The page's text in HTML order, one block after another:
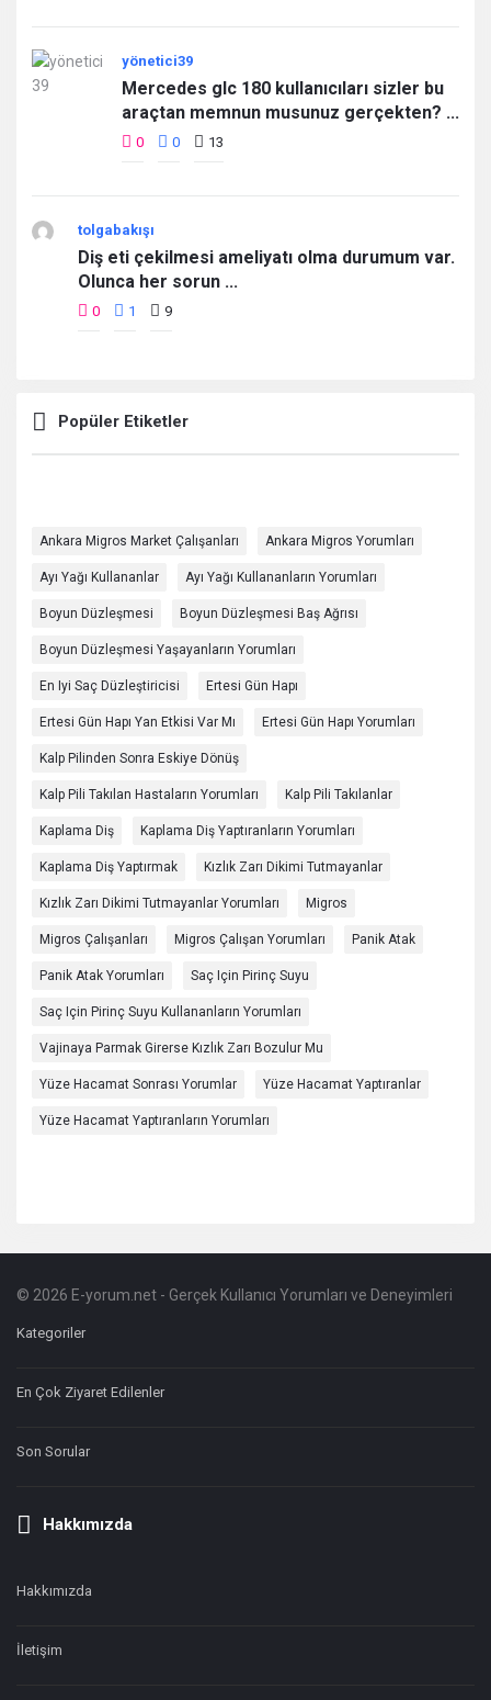
yönetici39
Mercedes glc 180 kullanıcıları sizler bu
araçtan memnun musunuz gerçekten? ...
0 0 13
tolgabakışı
Diş eti çekilmesi ameliyatı olma durumum var.
Olunca her sorun ...
0 1 9
Popüler Etiketler
Ankara Migros Market Çalışanları Ankara Migros Yorumları
Ayı Yağı Kullananlar Ayı Yağı Kullananların Yorumları
Boyun Düzleşmesi Boyun Düzleşmesi Baş Ağrısı
Boyun Düzleşmesi Yaşayanların Yorumları
En Iyi Saç Düzleştiricisi Ertesi Gün Hapı
Ertesi Gün Hapı Yan Etkisi Var Mı Ertesi Gün Hapı Yorumları
Kalp Pilinden Sonra Eskiye Dönüş
Kalp Pili Takılan Hastaların Yorumları Kalp Pili Takılanlar
Kaplama Diş Kaplama Diş Yaptıranların Yorumları
Kaplama Diş Yaptırmak Kızlık Zarı Dikimi Tutmayanlar
Kızlık Zarı Dikimi Tutmayanlar Yorumları Migros
Migros Çalışanları Migros Çalışan Yorumları Panik Atak
Panik Atak Yorumları Saç Için Pirinç Suyu
Saç Için Pirinç Suyu Kullananların Yorumları
Vajinaya Parmak Girerse Kızlık Zarı Bozulur Mu
Yüze Hacamat Sonrası Yorumlar Yüze Hacamat Yaptıranlar
Yüze Hacamat Yaptıranların Yorumları
Footer
Hakkında
© 2026 E-yorum.net - Gerçek Kullanıcı Yorumları ve Deneyimleri
Kategoriler
En Çok Ziyaret Edilenler
Son Sorular
Hakkımızda
Hakkımızda
İletişim